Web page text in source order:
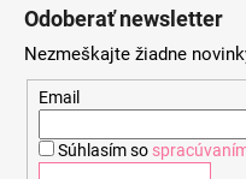
Odoberať newsletter
Nezmeškajte žiadne
Email
Súhlasím so